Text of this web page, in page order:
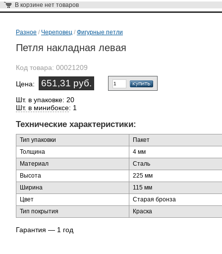
В корзине нет товаров
Разное / Череповец / Фигурные петли
Петля накладная левая
Код товара: 00021209
Цена: 651,31 руб.
Шт. в упаковке: 20
Шт. в минибоксе: 1
Технические характеристики:
Тип упаковки
Пакет
Толщина
4 мм
Материал
Сталь
Высота
225 мм
Ширина
115 мм
Цвет
Старая бронза
Тип покрытия
Краска
Гарантия — 1 год